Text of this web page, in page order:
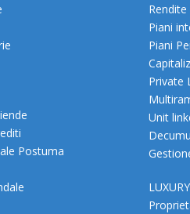
Postuma
Rendite
Piani
Piani
Private
Unit